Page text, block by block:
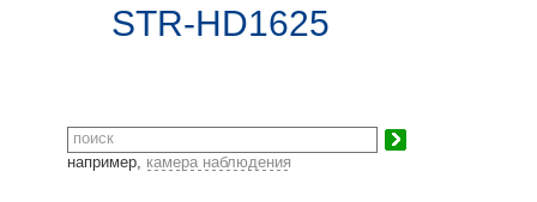
STR-HD1625
например, камера наблюдения